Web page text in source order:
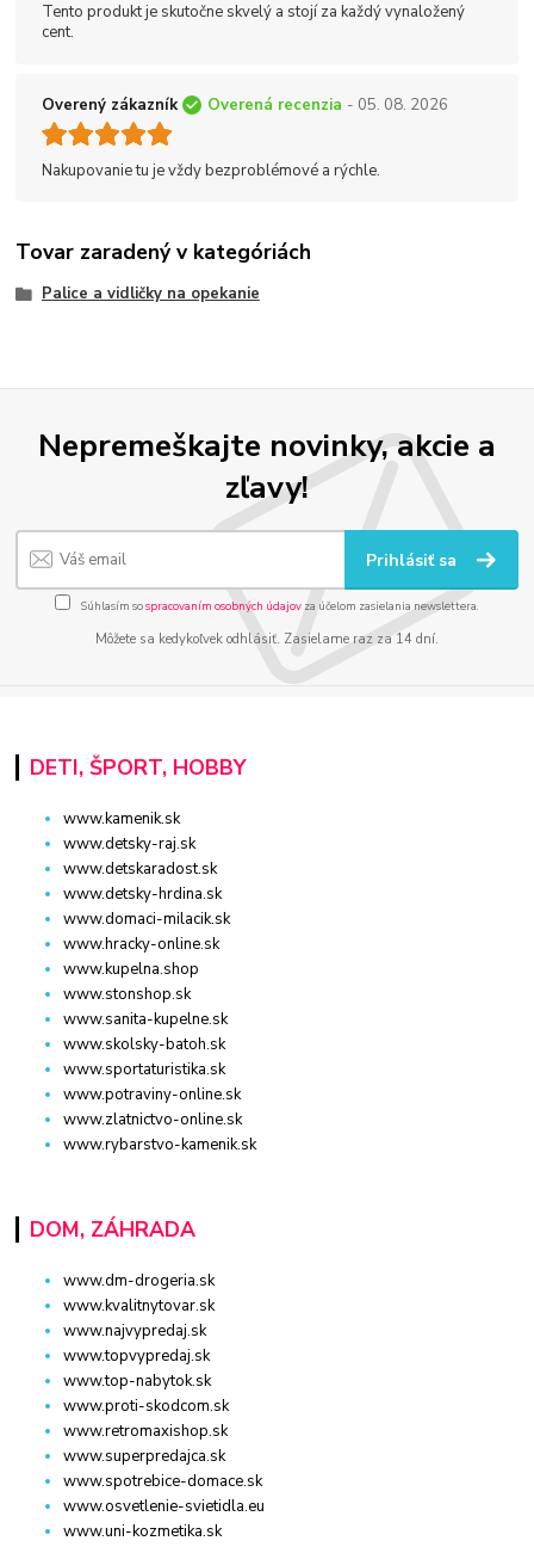
Tento produkt je skutočne skvelý a stojí za každý vynaložený
cent.
Overený zákazník Overená recenzia - 05. 08. 2026
Nakupovanie tu je vždy bezproblémové a rýchle.
Tovar zaradený v kategóriách
Palice a vidličky na opekanie
Nepremeškajte novinky, akcie a
zľavy!
Prihlásiť sa
Súhlasím sospracovaním osobných údajov za účelom zasielania newslettera.
Môžete sa kedykoľvek odhlásiť. Zasielame raz za 14 dní.
DETI, ŠPORT, HOBBY
www.kamenik.sk
www.detsky-raj.sk
www.detskaradost.sk
www.detsky-hrdina.sk
www.domaci-milacik.sk
www.hracky-online.sk
www.kupelna.shop
www.stonshop.sk
www.sanita-kupelne.sk
www.skolsky-batoh.sk
www.sportaturistika.sk
www.potraviny-online.sk
www.zlatnictvo-online.sk
www.rybarstvo-kamenik.sk
DOM, ZÁHRADA
www.dm-drogeria.sk
www.kvalitnytovar.sk
www.najvypredaj.sk
www.topvypredaj.sk
www.top-nabytok.sk
www.proti-skodcom.sk
www.retromaxishop.sk
www.superpredajca.sk
www.spotrebice-domace.sk
www.osvetlenie-svietidla.eu
www.uni-kozmetika.sk